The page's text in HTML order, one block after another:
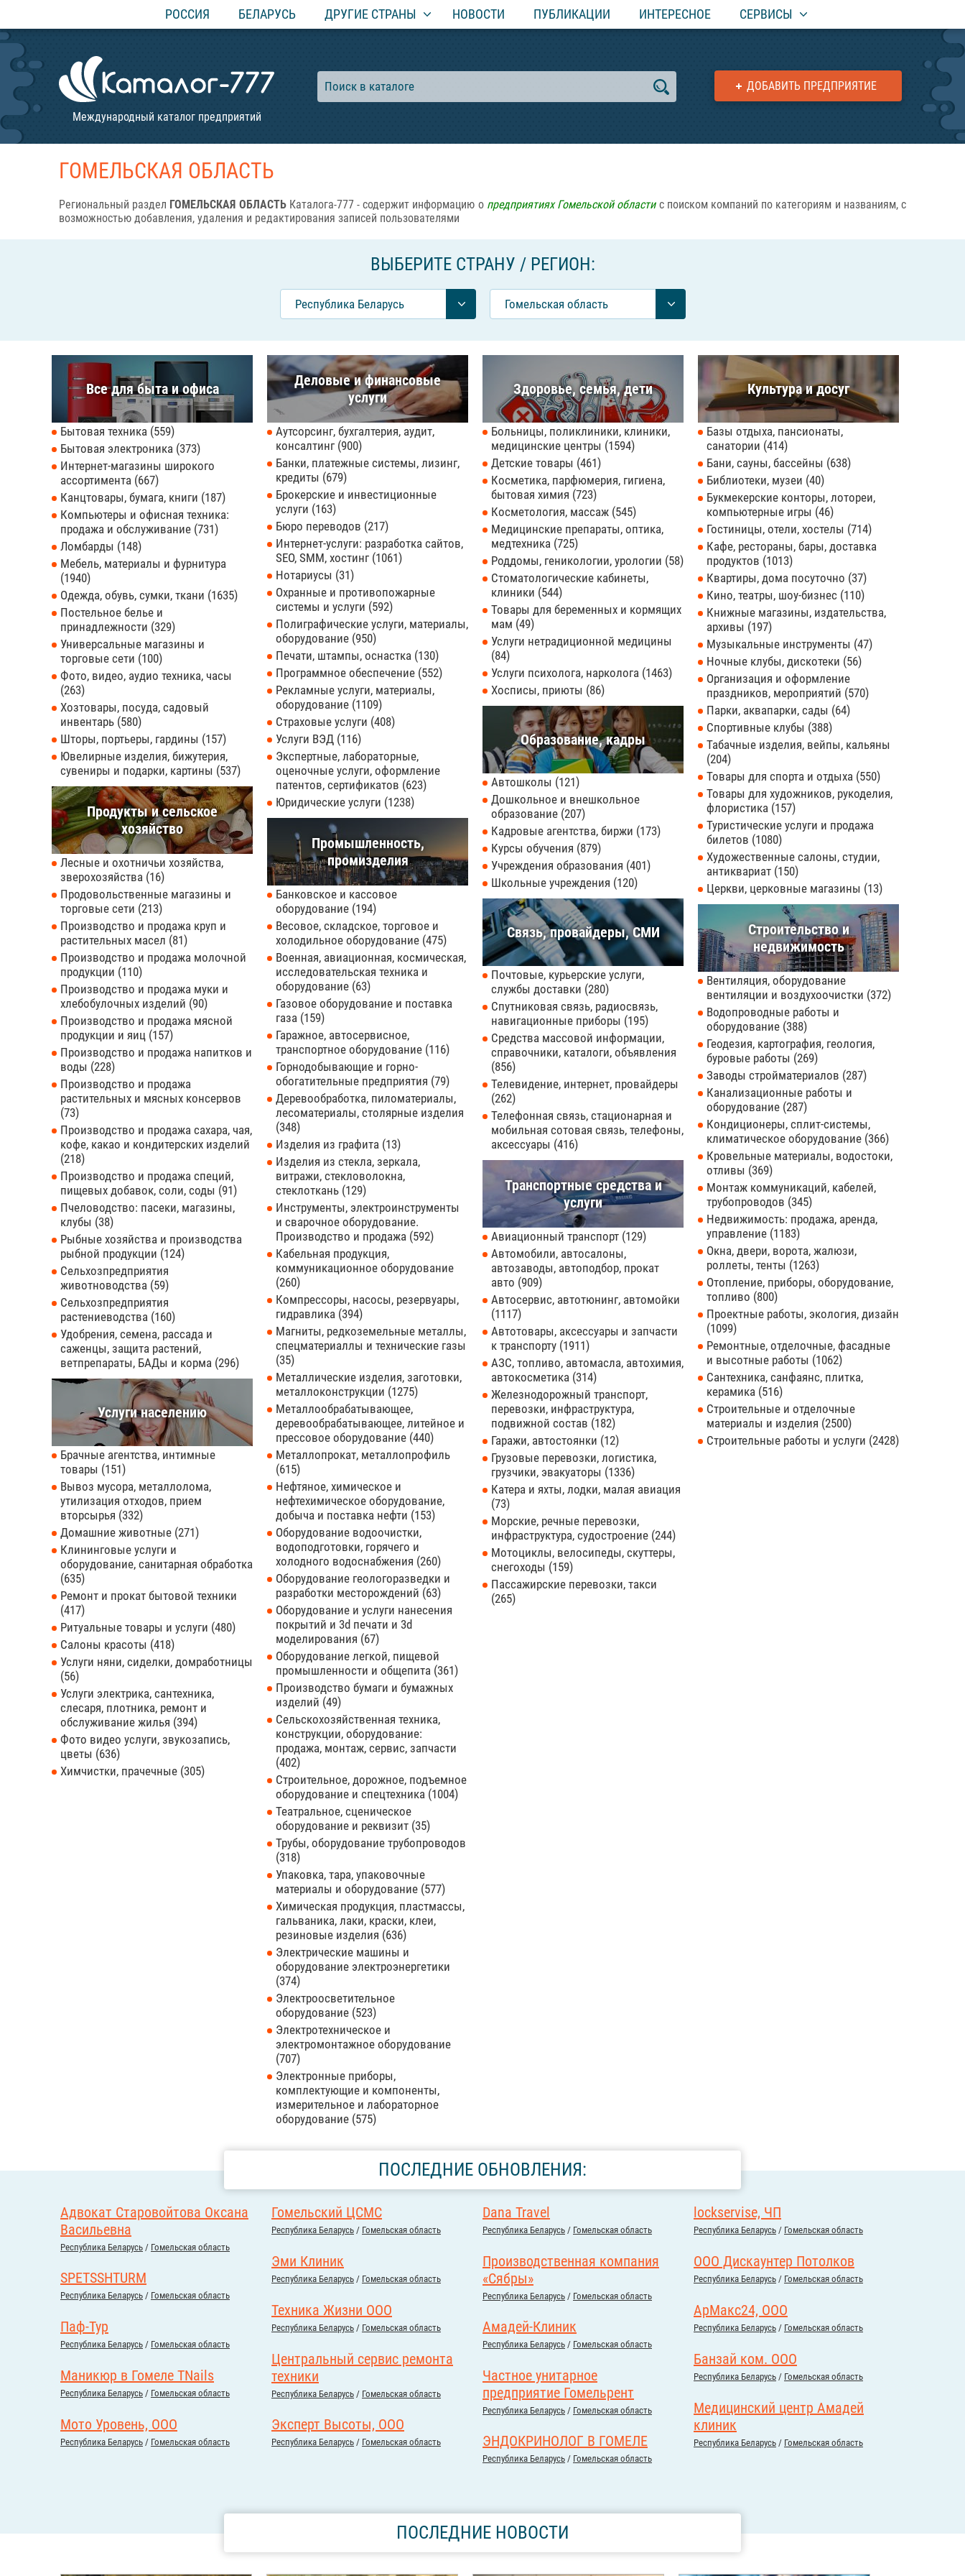
РОССИЯ БЕЛАРУСЬ ДРУГИЕ СТРАНЫ НОВОСТИ ПУБЛИКАЦИИ ИНТЕРЕСНОЕ СЕРВИСЫ
Международный каталог предприятий
ДОБАВИТЬ ПРЕДПРИЯТИЕ
ГОМЕЛЬСКАЯ ОБЛАСТЬ
Региональный раздел ГОМЕЛЬСКАЯ ОБЛАСТЬКаталога-777 - содержит информацию о предприятиях Гомельской областис поиском компаний по категориям и названиям, с
возможностью добавления, удаления и редактирования записей пользователями
ВЫБЕРИТЕ СТРАНУ / РЕГИОН:
Республика Беларусь Гомельская область
Все для быта и офиса
Бытовая техника 559
Бытовая электроника 373
Интернет-магазины широкого
ассортимента 667
Канцтовары, бумага, книги 187
Компьютеры и офисная техника:
продажа и обслуживание 731
Ломбарды 148
Мебель, материалы и фурнитура
1940
Одежда, обувь, сумки, ткани 1635
Постельное белье и
принадлежности 329
Универсальные магазины и
торговые сети 100
Фото, видео, аудио техника, часы
263
Хозтовары, посуда, садовый
инвентарь 580
Шторы, портьеры, гардины 157
Ювелирные изделия, бижутерия,
сувениры и подарки, картины 537
Деловые и финансовые
услуги
Аутсорсинг, бухгалтерия, аудит,
консалтинг 900
Банки, платежные системы, лизинг,
кредиты 679
Брокерские и инвестиционные
услуги 163
Бюро переводов 217
Интернет-услуги: разработка сайтов,
SEO, SMM, хостинг 1061
Нотариусы 31
Охранные и противопожарные
системы и услуги 592
Полиграфические услуги, материалы,
оборудование 950
Печати, штампы, оснастка 130
Программное обеспечение 552
Рекламные услуги, материалы,
оборудование 1109
Страховые услуги 408
Услуги ВЭД 116
Экспертные, лабораторные,
оценочные услуги, оформление
патентов, сертификатов 623
Юридические услуги 1238
Здоровье, семья, дети
Больницы, поликлиники, клиники,
медицинские центры 1594
Детские товары 461
Косметика, парфюмерия, гигиена,
бытовая химия 723
Косметология, массаж 545
Медицинские препараты, оптика,
медтехника 725
Роддомы, геникологии, урологии 58
Стоматологические кабинеты,
клиники 544
Товары для беременных и кормящих
мам 49
Услуги нетрадиционной медицины
84
Услуги психолога, нарколога 1463
Хосписы, приюты 86
Культура и досуг
Базы отдыха, пансионаты,
санатории 414
Бани, сауны, бассейны 638
Библиотеки, музеи 40
Букмекерские конторы, лотореи,
компьютерные игры 46
Гостиницы, отели, хостелы 714
Кафе, рестораны, бары, доставка
продуктов 1013
Квартиры, дома посуточно 37
Кино, театры, шоу-бизнес 110
Книжные магазины, издательства,
архивы 197
Музыкальные инструменты 47
Ночные клубы, дискотеки 56
Организация и оформление
праздников, мероприятий 570
Парки, аквапарки, сады 64
Спортивные клубы 388
Табачные изделия, вейпы, кальяны
204
Товары для спорта и отдыха 550
Товары для художников, рукоделия,
флористика 157
Туристические услуги и продажа
билетов 1080
Художественные салоны, студии,
антиквариат 150
Церкви, церковные магазины 13
Образование, кадры
Автошколы 121
Дошкольное и внешкольное
образование 207
Кадровые агентства, биржи 173
Курсы обучения 879
Учреждения образования 401
Школьные учреждения 120
Продукты и сельское
хозяйство
Лесные и охотничьи хозяйства,
зверохозяйства 16
Продовольственные магазины и
торговые сети 213
Производство и продажа круп и
растительных масел 81
Производство и продажа молочной
продукции 110
Производство и продажа муки и
хлебобулочных изделий 90
Производство и продажа мясной
продукции и яиц 157
Производство и продажа напитков и
воды 228
Производство и продажа
растительных и мясных консервов
73
Производство и продажа сахара, чая,
кофе, какао и кондитерских изделий
218
Производство и продажа специй,
пищевых добавок, соли, соды 91
Пчеловодство: пасеки, магазины,
клубы 38
Рыбные хозяйства и производства
рыбной продукции 124
Сельхозпредприятия
животноводства 59
Сельхозпредприятия
растениеводства 160
Удобрения, семена, рассада и
саженцы, защита растений,
ветпрепараты, БАДы и корма 296
Промышленность,
промизделия
Банковское и кассовое
оборудование 194
Весовое, складское, торговое и
холодильное оборудование 475
Военная, авиационная, космическая,
исследовательская техника и
оборудование 63
Газовое оборудование и поставка
газа 159
Гаражное, автосервисное,
транспортное оборудование 116
Горнодобывающие и горно-
обогатительные предприятия 79
Деревообработка, пиломатериалы,
лесоматериалы, столярные изделия
348
Изделия из графита 13
Изделия из стекла, зеркала,
витражи, стекловолокна,
стеклоткань 129
Инструменты, электроинструменты
и сварочное оборудование.
Производство и продажа 592
Кабельная продукция,
коммуникационное оборудование
260
Компрессоры, насосы, резервуары,
гидравлика 394
Магниты, редкоземельные металлы,
спецматериаллы и технические газы
35
Металлические изделия, заготовки,
металлоконструкции 1275
Металлообрабатывающее,
деревообрабатывающее, литейное и
прессовое оборудование 440
Металлопрокат, металлопрофиль
615
Нефтяное, химическое и
нефтехимическое оборудование,
добыча и поставка нефти 153
Оборудование водоочистки,
водоподготовки, горячего и
холодного водоснабжения 260
Оборудование геологоразведки и
разработки месторождений 63
Оборудование и услуги нанесения
покрытий и 3d печати и 3d
моделирования 67
Оборудование легкой, пищевой
промышленности и общепита 361
Производство бумаги и бумажных
изделий 49
Сельскохозяйственная техника,
конструкции, оборудование:
продажа, монтаж, сервис, запчасти
402
Строительное, дорожное, подъемное
оборудование и спецтехника 1004
Театральное, сценическое
оборудование и реквизит 35
Трубы, оборудование трубопроводов
318
Упаковка, тара, упаковочные
материалы и оборудование 577
Химическая продукция, пластмассы,
гальваника, лаки, краски, клеи,
резиновые изделия 636
Электрические машины и
оборудование электроэнергетики
374
Электроосветительное
оборудование 523
Электротехническое и
электромонтажное оборудование
707
Электронные приборы,
комплектующие и компоненты,
измерительное и лабораторное
оборудование 575
Связь, провайдеры, СМИ
Почтовые, курьерские услуги,
службы доставки 280
Спутниковая связь, радиосвязь,
навигационные приборы 195
Средства массовой информации,
справочники, каталоги, объявления
856
Телевидение, интернет, провайдеры
262
Телефонная связь, стационарная и
мобильная сотовая связь, телефоны,
аксессуары 416
Строительство и
недвижимость
Вентиляция, оборудование
вентиляции и воздухоочистки 372
Водопроводные работы и
оборудование 388
Геодезия, картография, геология,
буровые работы 269
Заводы стройматериалов 287
Канализационные работы и
оборудование 287
Кондиционеры, сплит-системы,
климатическое оборудование 366
Кровельные материалы, водостоки,
отливы 369
Монтаж коммуникаций, кабелей,
трубопроводов 345
Недвижимость: продажа, аренда,
управление 1183
Окна, двери, ворота, жалюзи,
роллеты, тенты 1263
Отопление, приборы, оборудование,
топливо 800
Проектные работы, экология, дизайн
1099
Ремонтные, отделочные, фасадные
и высотные работы 1062
Сантехника, санфаянс, плитка,
керамика 516
Строительные и отделочные
материалы и изделия 2500
Строительные работы и услуги 2428
Транспортные средства и
услуги
Авиационный транспорт 129
Автомобили, автосалоны,
автозаводы, автоподбор, прокат
авто 909
Автосервис, автотюнинг, автомойки
1117
Автотовары, аксессуары и запчасти
к транспорту 1911
АЗС, топливо, автомасла, автохимия,
автокосметика 314
Железнодорожный транспорт,
перевозки, инфраструктура,
подвижной состав 182
Гаражи, автостоянки 12
Грузовые перевозки, логистика,
грузчики, эвакуаторы 1336
Катера и яхты, лодки, малая авиация
73
Морские, речные перевозки,
инфраструктура, судостроение 244
Мотоциклы, велосипеды, скуттеры,
снегоходы 159
Пассажирские перевозки, такси
265
Услуги населению
Брачные агентства, интимные
товары 151
Вывоз мусора, металлолома,
утилизация отходов, прием
вторсырья 332
Домашние животные 271
Клининговые услуги и
оборудование, санитарная обработка
635
Ремонт и прокат бытовой техники
417
Ритуальные товары и услуги 480
Салоны красоты 418
Услуги няни, сиделки, домработницы
56
Услуги электрика, сантехника,
слесаря, плотника, ремонт и
обслуживание жилья 394
Фото видео услуги, звукозапись,
цветы 636
Химчистки, прачечные 305
ПОСЛЕДНИЕ ОБНОВЛЕНИЯ:
Адвокат Старовойтова Оксана
Васильевна
Республика Беларусь / Гомельская область
Гомельский ЦСМС
Республика Беларусь / Гомельская область
Dana Travel
Республика Беларусь / Гомельская область
lockservise, ЧП
Республика Беларусь / Гомельская область
Эми Клиник
Республика Беларусь / Гомельская область
Производственная компания
«Сябры»
Республика Беларусь / Гомельская область
ООО Дискаунтер Потолков
Республика Беларусь / Гомельская область
SPETSSHTURM
Республика Беларусь / Гомельская область
Техника Жизни ООО
Республика Беларусь / Гомельская область
АрМакс24, ООО
Республика Беларусь / Гомельская область
Паф-Тур
Республика Беларусь / Гомельская область
Амадей-Клиник
Республика Беларусь / Гомельская область
Центральный сервис ремонта
техники
Республика Беларусь / Гомельская область
Банзай ком. ООО
Республика Беларусь / Гомельская область
Маникюр в Гомеле TNails
Республика Беларусь / Гомельская область
Частное унитарное
предприятие Гомельрент
Республика Беларусь / Гомельская область
Медицинский центр Амадей
клиник
Республика Беларусь / Гомельская область
Мото Уровень, ООО
Республика Беларусь / Гомельская область
Эксперт Высоты, ООО
Республика Беларусь / Гомельская область ЭНДОКРИНОЛОГ В ГОМЕЛЕ
Республика Беларусь / Гомельская область
ПОСЛЕДНИЕ НОВОСТИ